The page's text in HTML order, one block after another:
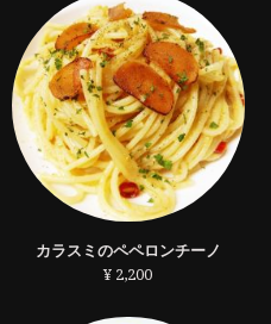
カラスミのペペロンチーノ
¥ 2,200